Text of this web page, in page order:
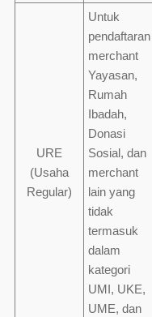
URE
(Usaha
Regular)
Untuk
pendaftaran
merchant
Yayasan,
Rumah
Ibadah,
Donasi
Sosial, dan
merchant
lain yang
tidak
termasuk
dalam
kategori
UMI, UKE,
UME, dan